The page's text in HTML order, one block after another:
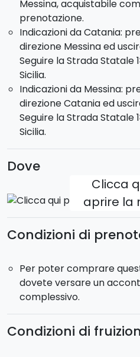
altitudine, attraversando
naturalistici. Si raggiunge
cui si gode di una splendida
sottostante. Proseguendo
attraverserete percorsi
osservare il
cratere più distante dal
attraversa diverse colate
e, all’interno del bosco,
suggestiva
di arrivare aPiano
Per il Percorso Etna sono
partenza: 09:00 oppure
Messina, acquistabile
prenotazione.
Indicazioni da Catania:
direzione Messina ed
Seguire la Strada Statale
Sicilia.
Indicazioni da Messina:
direzione Catania ed
Seguire la Strada Statale
Sicilia.
Dove
Clicca
aprire la
Condizioni di
Per poter comprare
dovete versare un
complessivo.
Condizioni di